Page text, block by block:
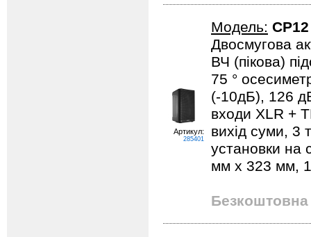
Артикул:
285401
Модель: CP12
Двосмугова
ВЧ (пікова)
75 °
(-10дБ), 126
входи XLR +
вихід суми, 3
установки на
мм x 323 мм,
Безкоштовна